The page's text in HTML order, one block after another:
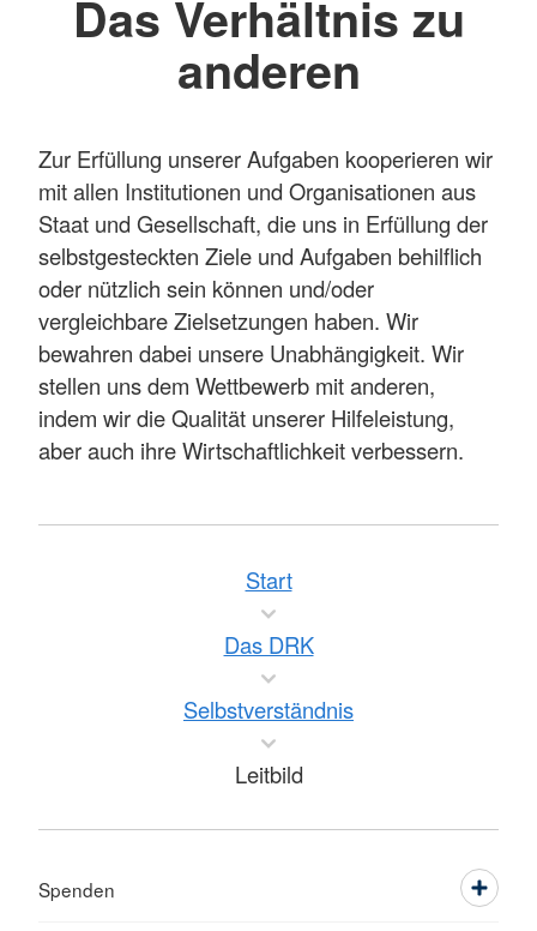
Das Verhältnis zu
anderen
Zur Erfüllung unserer Aufgaben kooperieren wir
mit allen Institutionen und Organisationen aus
Staat und Gesellschaft, die uns in Erfüllung der
selbstgesteckten Ziele und Aufgaben behilflich
oder nützlich sein können und/oder
vergleichbare Zielsetzungen haben. Wir
bewahren dabei unsere Unabhängigkeit. Wir
stellen uns dem Wettbewerb mit anderen,
indem wir die Qualität unserer Hilfeleistung,
aber auch ihre Wirtschaftlichkeit verbessern.
Start
Das DRK
Selbstverständnis
Leitbild
Spenden